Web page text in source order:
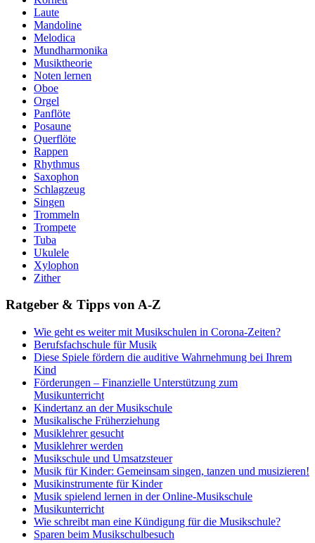
Laute
Mandoline
Melodica
Mundharmonika
Musiktheorie
Noten lernen
Oboe
Orgel
Panflöte
Posaune
Querflöte
Rappen
Rhythmus
Saxophon
Schlagzeug
Singen
Trommeln
Trompete
Tuba
Ukulele
Xylophon
Zither
Ratgeber & Tipps von A-Z
Wie geht es weiter mit Musikschulen in Corona-Zeiten?
Berufsfachschule für Musik
Diese Spiele fördern die auditive Wahrnehmung bei Ihrem
Kind
Förderungen – Finanzielle Unterstützung zum
Musikunterricht
Kindertanz an der Musikschule
Musikalische Früherziehung
Musiklehrer gesucht
Musiklehrer werden
Musikschule und Umsatzsteuer
Musik für Kinder: Gemeinsam singen, tanzen und musizieren!
Musikinstrumente für Kinder
Musik spielend lernen in der Online-Musikschule
Musikunterricht
Wie schreibt man eine Kündigung für die Musikschule?
Sparen beim Musikschulbesuch